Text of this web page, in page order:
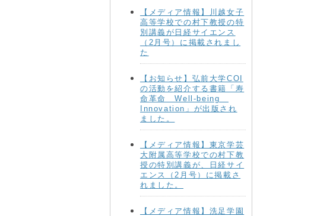
【メディア情報】川越女子
高等学校での村下教授の特
別講義が日経サイエンス
（2月号）に掲載されまし
た
【お知らせ】弘前大学COI
の活動を紹介する書籍「寿
命革命 Well-being
Innovation」が出版され
ました。
【メディア情報】東京学芸
大附属高等学校での村下教
授の特別講義が、日経サイ
エンス（2月号）に掲載さ
れました。
【メディア情報】洗足学園